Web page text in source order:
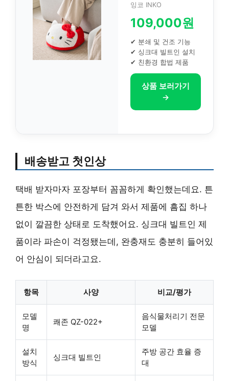
잉코 INKO
109,000원
✔ 분쇄 및 건조 기능
✔ 싱크대 빌트인 설치
✔ 친환경 합법 제품
상품 보러가기
→
배송받고 첫인상
택배 받자마자 포장부터 꼼꼼하게 확인했는데요. 튼
튼한 박스에 안전하게 담겨 와서 제품에 흠집 하나
없이 깔끔한 상태로 도착했어요. 싱크대 빌트인 제
품이라 파손이 걱정됐는데, 완충재도 충분히 들어있
어 안심이 되더라고요.
항목 사양 비교/평가
모델
명
쾌존 QZ-022+
음식물처리기 전문
모델
설치
방식
싱크대 빌트인
주방 공간 효율 증
대